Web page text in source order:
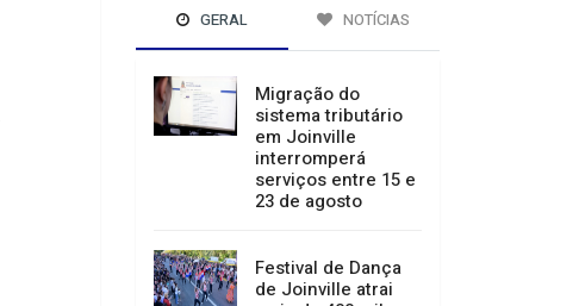
GERAL NOTÍCIAS
Migração do
sistema tributário
em Joinville
23 de agosto